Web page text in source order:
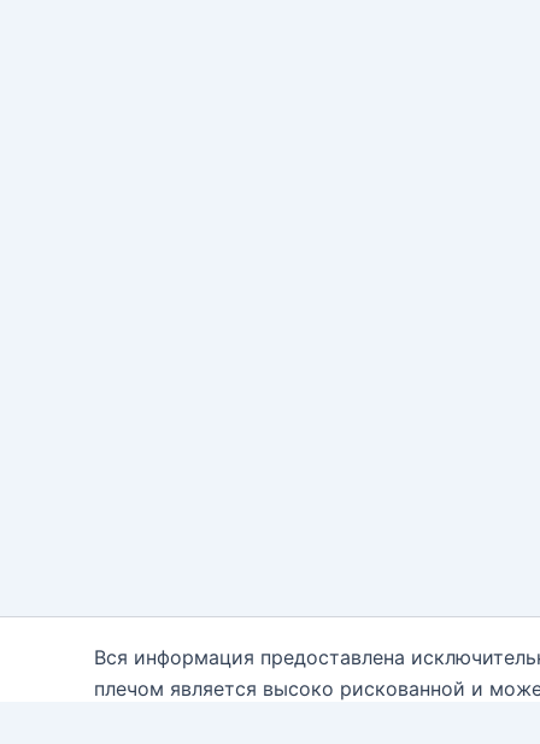
Вся информация предоставлена
плечом является высоко рискованной и